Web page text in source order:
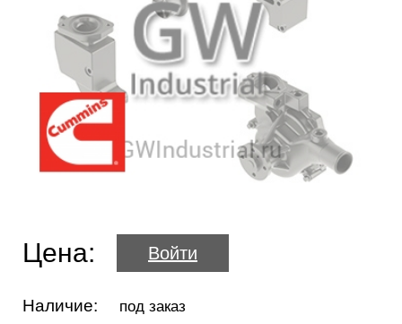
Цена: Войти
Наличие: под заказ